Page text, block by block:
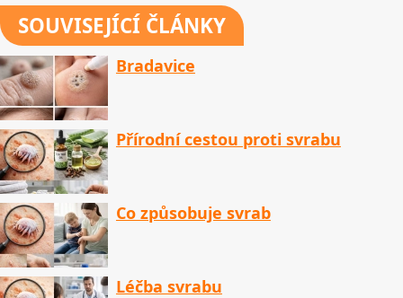
SOUVISEJÍCÍ ČLÁNKY
Bradavice
Přírodní cestou proti svrabu
Co způsobuje svrab
Léčba svrabu